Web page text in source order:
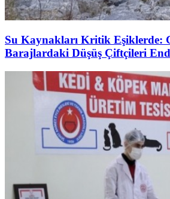
Su Kaynakları Kritik Eşiklerde:
Barajlardaki Düşüş Çiftçileri